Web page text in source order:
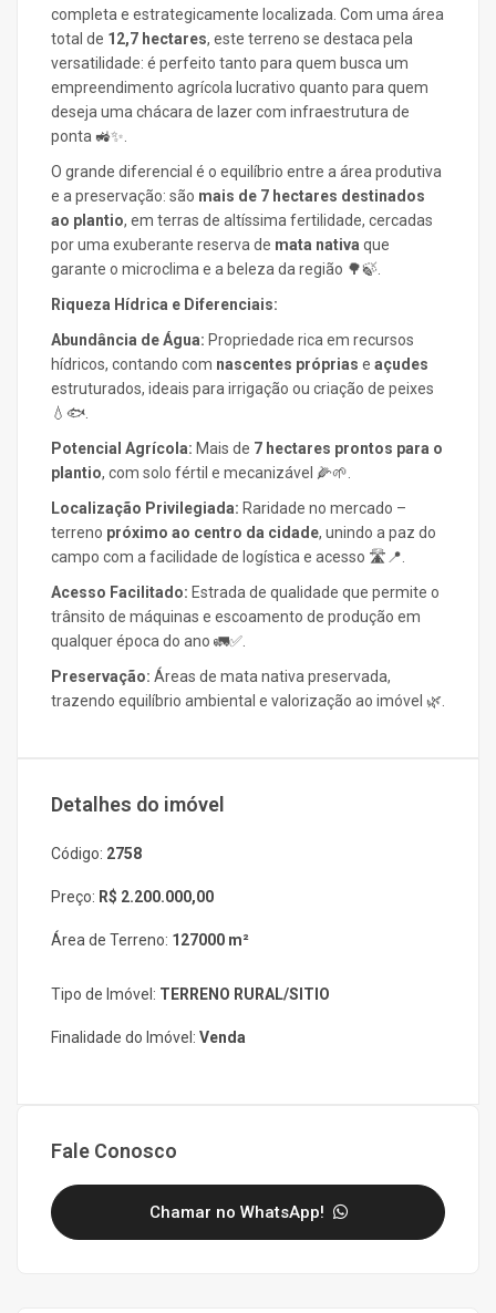
completa e estrategicamente localizada. Com uma área
total de 12,7 hectares, este terreno se destaca pela
versatilidade: é perfeito tanto para quem busca um
empreendimento agrícola lucrativo quanto para quem
deseja uma chácara de lazer com infraestrutura de
ponta 🚜✨.
O grande diferencial é o equilíbrio entre a área produtiva
e a preservação: são mais de 7 hectares destinados
ao plantio, em terras de altíssima fertilidade, cercadas
por uma exuberante reserva de mata nativa que
garante o microclima e a beleza da região 🌳🍃.
Riqueza Hídrica e Diferenciais:
Abundância de Água: Propriedade rica em recursos
hídricos, contando com nascentes próprias e açudes
estruturados, ideais para irrigação ou criação de peixes
💧🐟.
Potencial Agrícola: Mais de 7 hectares prontos para o
plantio, com solo fértil e mecanizável 🌽🌱.
Localização Privilegiada: Raridade no mercado –
terreno próximo ao centro da cidade, unindo a paz do
campo com a facilidade de logística e acesso 🛣️📍.
Acesso Facilitado: Estrada de qualidade que permite o
trânsito de máquinas e escoamento de produção em
qualquer época do ano 🚛✅.
Preservação: Áreas de mata nativa preservada,
trazendo equilíbrio ambiental e valorização ao imóvel 🌿.
Detalhes do imóvel
Código: 2758
Preço: R$ 2.200.000,00
Área de Terreno: 127000 m²
Tipo de Imóvel: TERRENO RURAL/SITIO
Finalidade do Imóvel: Venda
Fale Conosco
Chamar no WhatsApp!